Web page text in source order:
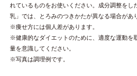
れているものをお使いください。成分調整をし
乳」では、とろみのつきかたが異なる場合があ
※痩せ方には個人差があります。
※健康的なダイエットのために、適度な運動を
量を意識してください。
※写真は調理例です。